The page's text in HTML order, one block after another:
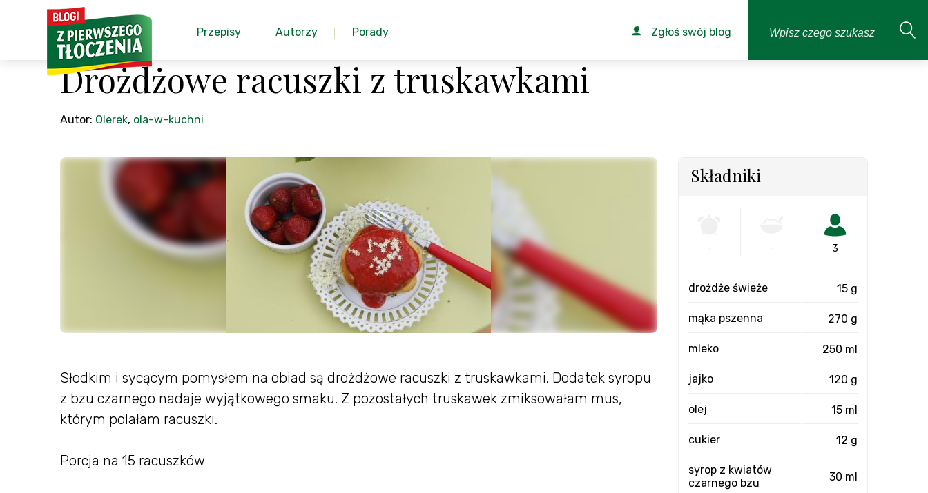
Przepisy Autorzy Porady Zgłoś swój blog
Drożdżowe racuszki z truskawkami
Autor: Olerek, ola-w-kuchni
Słodkim i sycącym pomysłem na obiad są drożdżowe racuszki z truskawkami. Dodatek syropu
z bzu czarnego nadaje wyjątkowego smaku. Z pozostałych truskawek zmiksowałam mus,
którym polałam racuszki.
Porcja na 15 racuszków
Składniki
3
drożdże świeże 15 g
mąka pszenna 270 g
mleko 250 ml
jajko 120 g
olej 15 ml
cukier 12 g
syrop z kwiatów
czarnego bzu
30 ml